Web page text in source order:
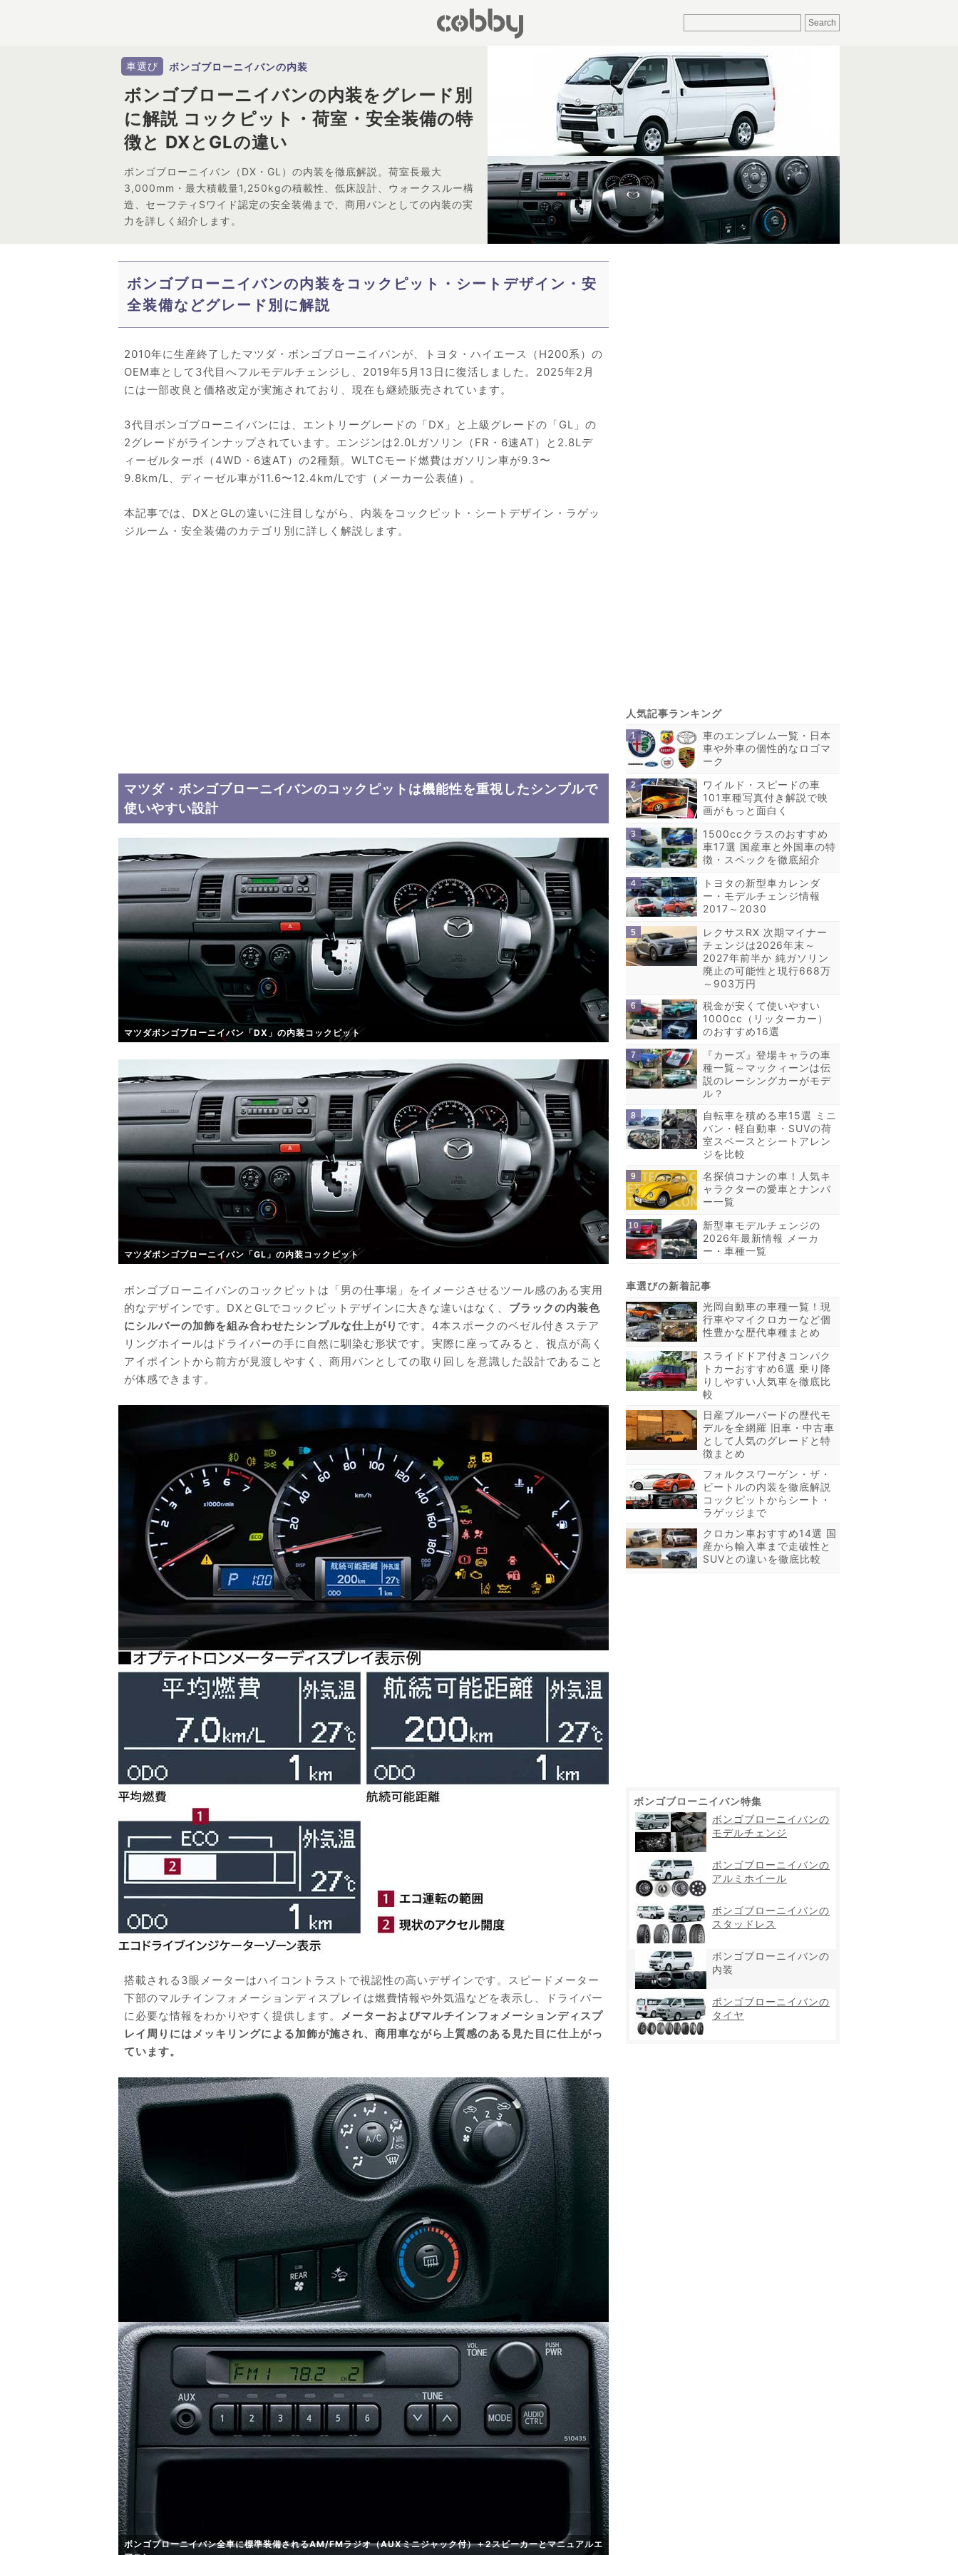
車選び ボンゴブローニイバンの内装
ボンゴブローニイバンの内装をグレード別
に解説 コックピット・荷室・安全装備の特
徴と DXとGLの違い
ボンゴブローニイバン（DX・GL）の内装を徹底解説。荷室長最大
3,000mm・最大積載量1,250kgの積載性、低床設計、ウォークスルー構
造、セーフティSワイド認定の安全装備まで、商用バンとしての内装の実
力を詳しく紹介します。
ボンゴブローニイバンの内装をコックピット・シートデザイン・安
全装備などグレード別に解説
2010年に生産終了したマツダ・ボンゴブローニイバンが、トヨタ・ハイエース（H200系）の
OEM車として3代目へフルモデルチェンジし、2019年5月13日に復活しました。2025年2月
には一部改良と価格改定が実施されており、現在も継続販売されています。
3代目ボンゴブローニイバンには、エントリーグレードの「DX」と上級グレードの「GL」の
2グレードがラインナップされています。エンジンは2.0Lガソリン（FR・6速AT）と2.8Lデ
ィーゼルターボ（4WD・6速AT）の2種類。WLTCモード燃費はガソリン車が9.3〜
9.8km/L、ディーゼル車が11.6〜12.4km/Lです（メーカー公表値）。
本記事では、DXとGLの違いに注目しながら、内装をコックピット・シートデザイン・ラゲッ
ジルーム・安全装備のカテゴリ別に詳しく解説します。
マツダ・ボンゴブローニイバンのコックピットは機能性を重視したシンプルで
使いやすい設計
マツダボンゴブローニイバン「DX」の内装コックピット
マツダボンゴブローニイバン「GL」の内装コックピット
ボンゴブローニイバンのコックピットは「男の仕事場」をイメージさせるツール感のある実用
的なデザインです。DXとGLでコックピットデザインに大きな違いはなく、 ブラックの内装色
にシルバーの加飾を組み合わせたシンプルな仕上がり です。4本スポークのベゼル付きステア
リングホイールはドライバーの手に自然に馴染む形状です。実際に座ってみると、視点が高く
アイポイントから前方が見渡しやすく、商用バンとしての取り回しを意識した設計であること
が体感できます。
搭載される3眼メーターはハイコントラストで視認性の高いデザインです。スピードメーター
下部のマルチインフォメーションディスプレイは燃費情報や外気温などを表示し、ドライバー
に必要な情報をわかりやすく提供します。 メーターおよびマルチインフォメーションディスプ
レイ周りにはメッキリングによる加飾が施され、商用車ながら上質感のある見た目に仕上がっ
ています。
ボンゴブローニイバン全車に標準装備されるAM/FMラジオ（AUXミニジャック付）＋2スピーカーとマニュアルエ
車のエンブレム一覧・日本
車や外車の個性的なロゴマ
ーク
ワイルド・スピードの車
101車種写真付き解説で映
画がもっと面白く
1500ccクラスのおすすめ
車17選 国産車と外国車の特
徴・スペックを徹底紹介
トヨタの新型車カレンダ
ー・モデルチェンジ情報
2017～2030
レクサスRX 次期マイナー
チェンジは2026年末～
2027年前半か 純ガソリン
廃止の可能性と現行668万
～903万円
税金が安くて使いやすい
1000cc（リッターカー）
のおすすめ16選
『カーズ』登場キャラの車
種一覧～マックィーンは伝
説のレーシングカーがモデ
ル？
自転車を積める車15選 ミニ
バン・軽自動車・SUVの荷
室スペースとシートアレン
ジを比較
名探偵コナンの車！人気キ
ャラクターの愛車とナンバ
ー一覧
新型車モデルチェンジの
2026年最新情報 メーカ
ー・車種一覧
光岡自動車の車種一覧！現
行車やマイクロカーなど個
性豊かな歴代車種まとめ
スライドドア付きコンパク
トカーおすすめ6選 乗り降
りしやすい人気車を徹底比
較
日産ブルーバードの歴代モ
デルを全網羅 旧車・中古車
として人気のグレードと特
徴まとめ
フォルクスワーゲン・ザ・
ビートルの内装を徹底解説
コックピットからシート・
ラゲッジまで
クロカン車おすすめ14選 国
産から輸入車まで走破性と
SUVとの違いを徹底比較
ボンゴブローニイバン特集
ボンゴブローニイバンの
モデルチェンジ
ボンゴブローニイバンの
アルミホイール
ボンゴブローニイバンの
スタッドレス
ボンゴブローニイバンの
内装
ボンゴブローニイバンの
タイヤ